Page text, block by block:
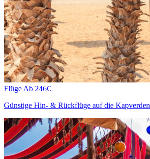
Flüge Ab 246€
Günstige Hin- & Rückflüge auf die Kapverden